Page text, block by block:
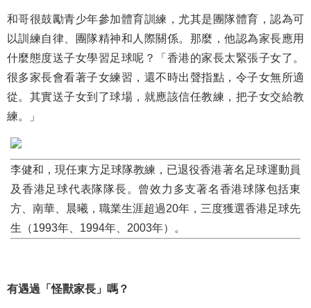
和哥很鼓勵青少年參加體育訓練，尤其是團隊體育，認為可
以訓練自律、團隊精神和人際關係。那麼，他認為家長應用
什麼態度送子女學習足球呢？「香港的家長太緊張子女了。
很多家長會看著子女練習，還不時出聲指點，令子女無所適
從。其實送子女到了球場，就應該信任教練，把子女交給教
練。」
李健和，現任東方足球隊教練，已退役香港著名足球運動員
及香港足球代表隊隊長。曾效力多支著名香港球隊包括東
方、南華、晨曦，職業生涯超過20年，三度獲選香港足球先
生（1993年、1994年、2003年）。
有遇過「怪獸家長」嗎？